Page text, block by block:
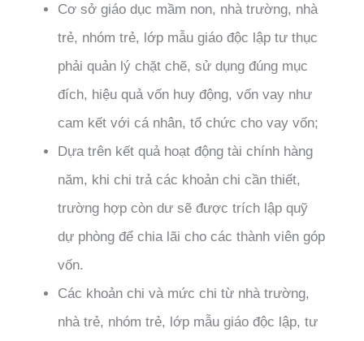
Cơ sở giáo dục mầm non, nhà trường, nhà
trẻ, nhóm trẻ, lớp mẫu giáo độc lập tư thục
phải quản lý chặt chẽ, sử dụng đúng mục
đích, hiệu quả vốn huy động, vốn vay như
cam kết với cá nhân, tổ chức cho vay vốn;
Dựa trên kết quả hoạt động tài chính hàng
năm, khi chi trả các khoản chi cần thiết,
trường hợp còn dư sẽ được trích lập quỹ
dự phòng để chia lãi cho các thành viên góp
vốn.
Các khoản chi và mức chi từ nhà trường,
nhà trẻ, nhóm trẻ, lớp mẫu giáo độc lập, tư